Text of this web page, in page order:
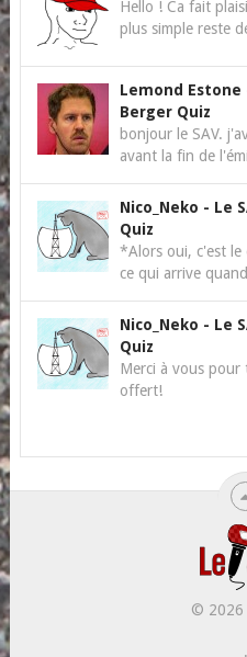
Hello ! Ca fait
plus simple reste
Lemond Estone
Berger Quiz
bonjour le SAV.
avant la fin de
Nico_Neko - Le
Quiz
*Alors oui, c'est le
ce qui arrive
Nico_Neko - Le
Quiz
Merci à vous
offert!
© 2026
.